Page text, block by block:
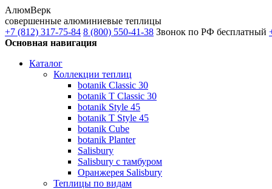
АлюмВерк
совершенные алюминиевые теплицы
+7 (812) 317-75-84 8 (800) 550-41-38 Звонок по РФ бесплатный
Основная навигация
Каталог
Коллекции теплиц
botanik Classic 30
botanik T Classic 30
botanik Style 45
botanik Т Style 45
botanik Cube
botanik Planter
Salisbury
Salisbury с тамбуром
Оранжерея Salisbury
Теплицы по видам